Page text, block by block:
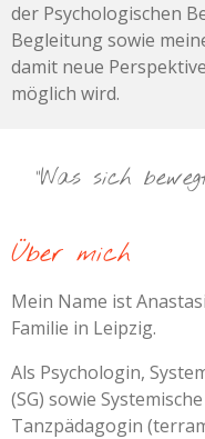
der Psychologischen
Begleitung sowie
damit neue
möglich wird.
"Was sich
Über mich
Mein Name ist
Familie in Leipzig.
Als Psychologin,
(SG) sowie
Tanzpädagogin